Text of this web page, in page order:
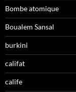
Bombe atomique
Boualem Sansal
burkini
califat
calife